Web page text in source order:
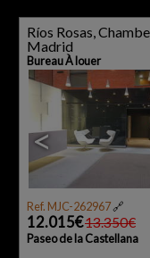
Ríos Rosas,
Madrid
Bureau À louer
<
Ref. MJC-262967🔗
12.015€13.350€
Paseo de la Castellana